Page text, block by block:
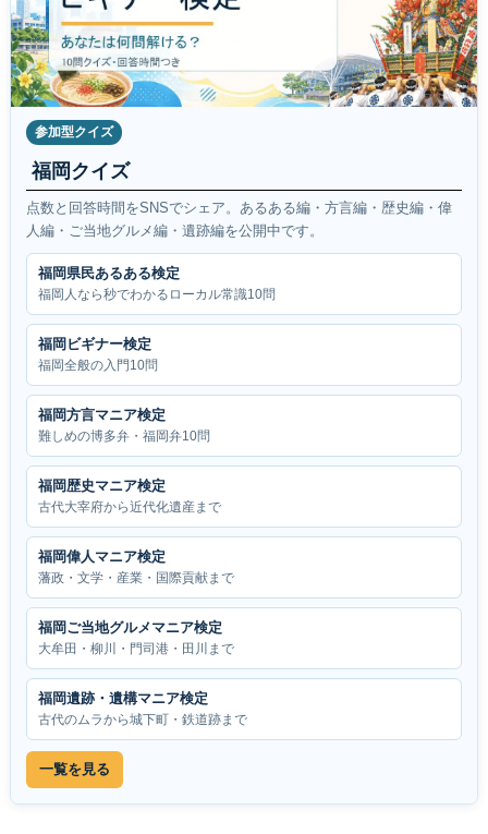
参加型クイズ
福岡クイズ
点数と回答時間をSNSでシェア。あるある編・方言編・歴史編・偉
人編・ご当地グルメ編・遺跡編を公開中です。
福岡県民あるある検定
福岡人なら秒でわかるローカル常識10問
福岡ビギナー検定
福岡全般の入門10問
福岡方言マニア検定
難しめの博多弁・福岡弁10問
福岡歴史マニア検定
古代大宰府から近代化遺産まで
福岡偉人マニア検定
藩政・文学・産業・国際貢献まで
福岡ご当地グルメマニア検定
大牟田・柳川・門司港・田川まで
福岡遺跡・遺構マニア検定
古代のムラから城下町・鉄道跡まで
一覧を見る